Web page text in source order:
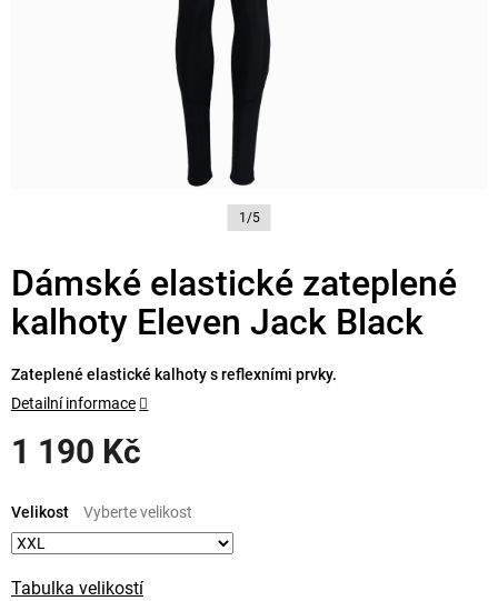
1/5
Dámské elastické zateplené
kalhoty Eleven Jack Black
1 190 Kč
cena:
Tabulka velikostí
Velikost
Zateplené elastické kalhoty s reflexními prvky.
Detailní informace